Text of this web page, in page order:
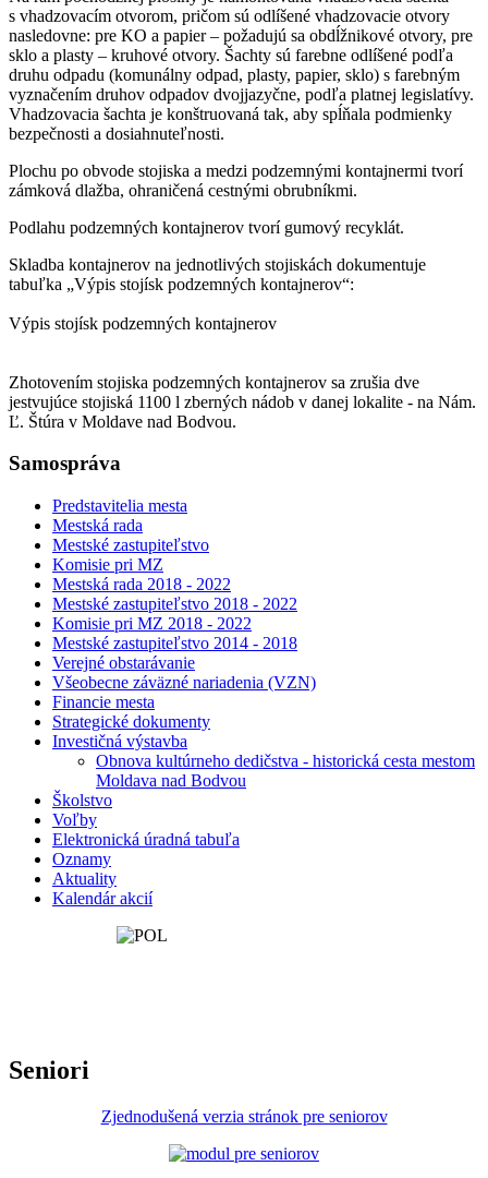
s vhadzovacím otvorom, pričom sú odlíšené vhadzovacie otvory
nasledovne: pre KO a papier – požadujú sa obdĺžnikové otvory, pre
sklo a plasty – kruhové otvory. Šachty sú farebne odlíšené podľa
druhu odpadu (komunálny odpad, plasty, papier, sklo) s farebným
vyznačením druhov odpadov dvojjazyčne, podľa platnej legislatívy.
Vhadzovacia šachta je konštruovaná tak, aby spĺňala podmienky
bezpečnosti a dosiahnuteľnosti.
Plochu po obvode stojiska a medzi podzemnými kontajnermi tvorí
zámková dlažba, ohraničená cestnými obrubníkmi.
Podlahu podzemných kontajnerov tvorí gumový recyklát.
Skladba kontajnerov na jednotlivých stojiskách dokumentuje
tabuľka „Výpis stojísk podzemných kontajnerov“:
Výpis stojísk podzemných kontajnerov
Zhotovením stojiska podzemných kontajnerov sa zrušia dve
jestvujúce stojiská 1100 l zberných nádob v danej lokalite - na Nám.
Ľ. Štúra v Moldave nad Bodvou.
Samospráva
Predstavitelia mesta
Mestská rada
Mestské zastupiteľstvo
Komisie pri MZ
Mestská rada 2018 - 2022
Mestské zastupiteľstvo 2018 - 2022
Komisie pri MZ 2018 - 2022
Mestské zastupiteľstvo 2014 - 2018
Verejné obstarávanie
Všeobecne záväzné nariadenia (VZN)
Financie mesta
Strategické dokumenty
Investičná výstavba
Obnova kultúrneho dedičstva - historická cesta mestom
Moldava nad Bodvou
Školstvo
Voľby
Elektronická úradná tabuľa
Oznamy
Aktuality
Kalendár akcií
Seniori
Zjednodušená verzia stránok pre seniorov